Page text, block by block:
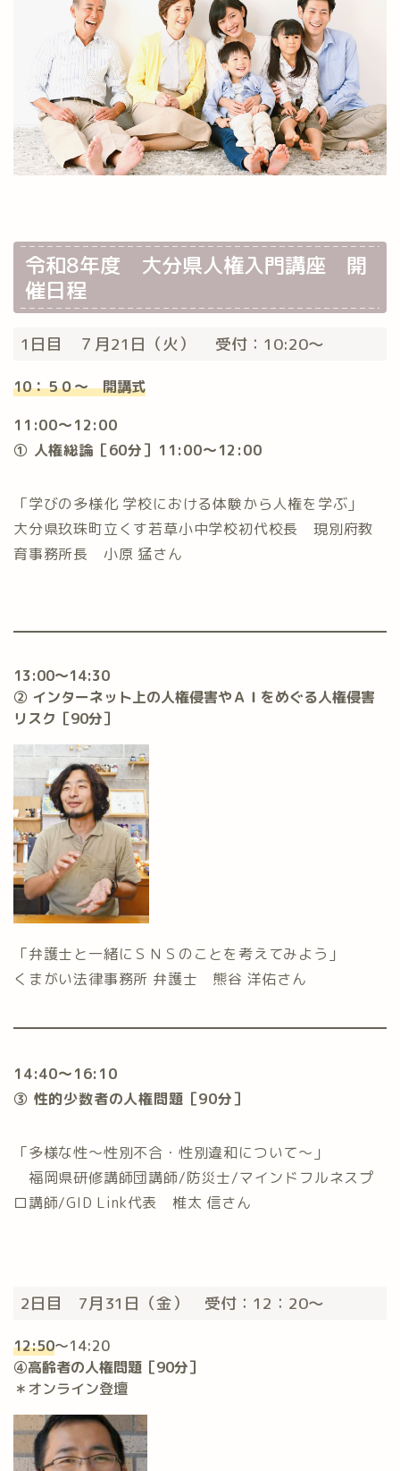
令和8年度 大分県人権入門講座 開
催日程
1日目 ７月21日（火） 受付：10:20〜
10：５０〜 開講式
11:00〜12:00
① 人権総論［60分］11:00〜12:00
「学びの多様化 学校における体験から人権を学ぶ」
大分県玖珠町立くす若草小中学校初代校長 現別府教
育事務所長 小原 猛さん
13:00〜14:30
② インターネット上の人権侵害やＡＩをめぐる人権侵害
リスク［90分］
「弁護士と一緒にＳＮＳのことを考えてみよう」
くまがい法律事務所 弁護士 熊谷 洋佑さん
14:40〜16:10
③ 性的少数者の人権問題［90分］
「多様な性〜性別不合・性別違和について〜」
福岡県研修講師団講師/防災士/マインドフルネスプ
ロ講師/GID Link代表 椎太 信さん
2日目 7月31日（金） 受付：12：20〜
12:50〜14:20
④高齢者の人権問題［90分］
＊オンライン登壇